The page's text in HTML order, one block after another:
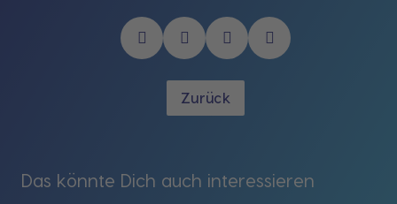
Zurück
Das könnte Dich auch interessieren